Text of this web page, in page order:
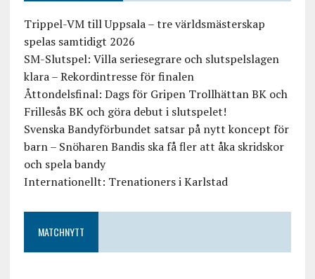
Trippel-VM till Uppsala – tre världsmästerskap
spelas samtidigt 2026
SM-Slutspel: Villa seriesegrare och slutspelslagen
klara – Rekordintresse för finalen
Åttondelsfinal: Dags för Gripen Trollhättan BK och
Frillesås BK och göra debut i slutspelet!
Svenska Bandyförbundet satsar på nytt koncept för
barn – Snöharen Bandis ska få fler att åka skridskor
och spela bandy
Internationellt: Trenationers i Karlstad
MATCHNYTT